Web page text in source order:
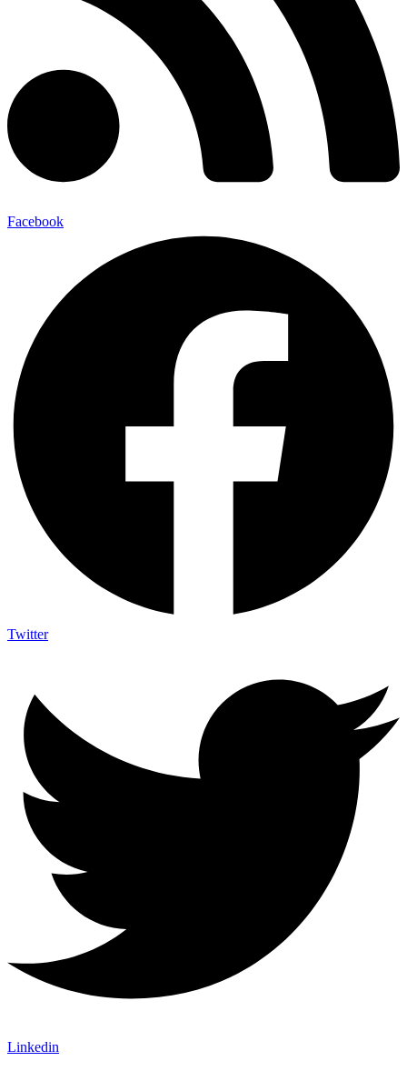
Facebook
Twitter
Linkedin